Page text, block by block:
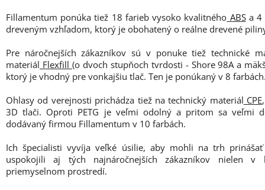
Fillamentum ponúka tiež 18 farieb vysoko kvalitného ABSa 4
dreveným vzhľadom, ktorý je obohatený o reálne drevené
Pre náročnejších zákazníkov sú v ponuke tiež technické
materiál Flexfill (o dvoch stupňoch tvrdosti - Shore 98A a
ktorý je vhodný pre vonkajšiu tlač. Ten je ponúkaný v 8
Ohlasy od verejnosti prichádza tiež na technický materiál CPE
3D tlači. Oproti PETG je veľmi odolný a pritom sa veľmi
dodávaný firmou Fillamentum v 10 farbách.
Ich špecialisti vyvíja veľké úsilie, aby mohli na trh
uspokojili aj tých najnáročnejších zákazníkov nielen
priemyselnom prostredí.